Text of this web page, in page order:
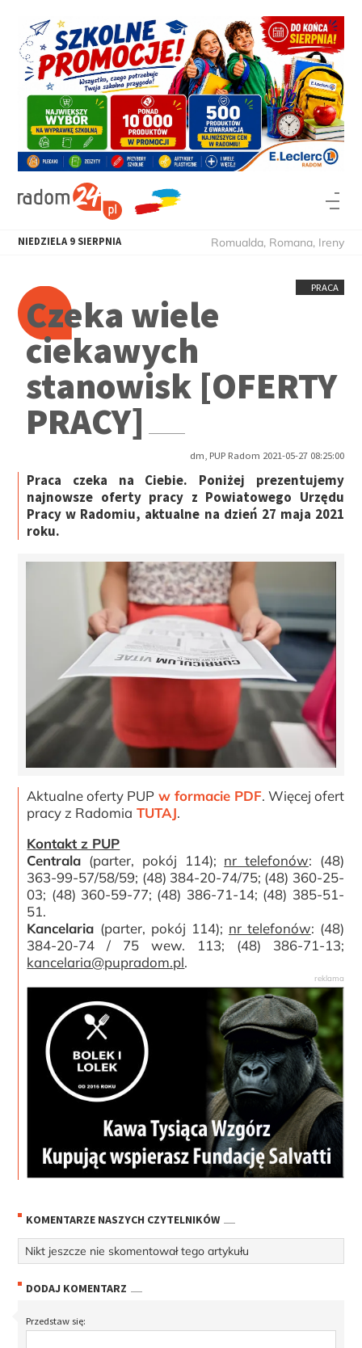
NIEDZIELA 9 SIERPNIA Romualda, Romana, Ireny
PRACA
Czeka wiele
ciekawych
stanowisk [OFERTY
PRACY]
dm, PUP Radom 2021-05-27 08:25:00
Praca czeka na Ciebie. Poniżej prezentujemy
najnowsze oferty pracy z Powiatowego Urzędu
Pracy w Radomiu, aktualne na dzień 27 maja 2021
roku.
Aktualne oferty PUP w formacie PDF. Więcej ofert
pracy z Radomia TUTAJ.
Kontakt z PUP
Centrala (parter, pokój 114); nr telefonów: (48)
363-99-57/58/59; (48) 384-20-74/75; (48) 360-25-
03; (48) 360-59-77; (48) 386-71-14; (48) 385-51-
51.
Kancelaria (parter, pokój 114); nr telefonów: (48)
384-20-74 / 75 wew. 113; (48) 386-71-13;
kancelaria@pupradom.pl.
KOMENTARZE NASZYCH CZYTELNIKÓW
Nikt jeszcze nie skomentował tego artykułu
DODAJ KOMENTARZ
Przedstaw się: